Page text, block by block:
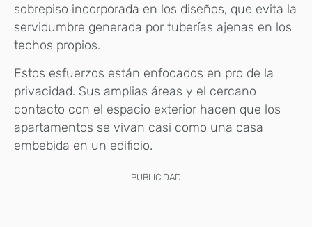
sobrepiso incorporada en los diseños, que evita la
servidumbre generada por tuberías ajenas en los
techos propios.
Estos esfuerzos están enfocados en pro de la
privacidad. Sus amplias áreas y el cercano
contacto con el espacio exterior hacen que los
apartamentos se vivan casi como una casa
embebida en un edificio.
PUBLICIDAD